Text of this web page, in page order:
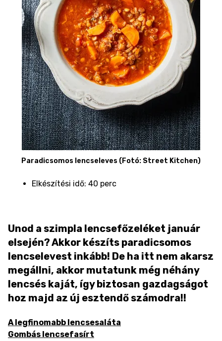
Paradicsomos lencseleves (Fotó: Street Kitchen)
Elkészítési idő: 40 perc
Unod a szimpla lencsefőzeléket január
elsején? Akkor készíts paradicsomos
lencselevest inkább! De ha itt nem akarsz
megállni, akkor mutatunk még néhány
lencsés kaját, így biztosan gazdagságot
hoz majd az új esztendő számodra!!
A legfinomabb lencsesaláta
Gombás lencsefasírt